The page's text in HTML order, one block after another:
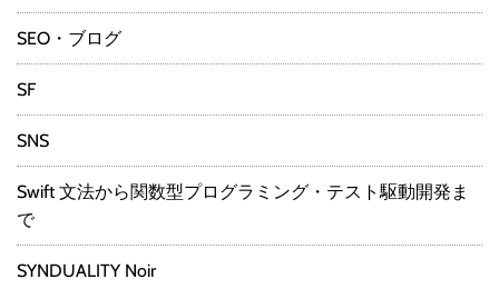
SEO・ブログ
SF
SNS
Swift 文法から関数型プログラミング・テスト駆動開発ま
で
SYNDUALITY Noir